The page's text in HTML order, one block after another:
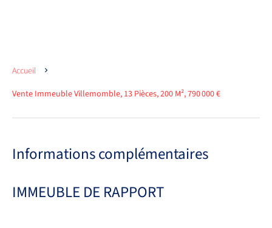
Accueil
Vente Immeuble Villemomble, 13 Pièces, 200 M², 790 000 €
Informations complémentaires
IMMEUBLE DE RAPPORT